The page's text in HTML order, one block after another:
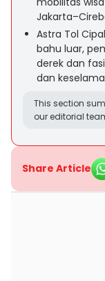
Astra Tol
bahu luar,
derek dan
dan
This section
our editorial
Share Article